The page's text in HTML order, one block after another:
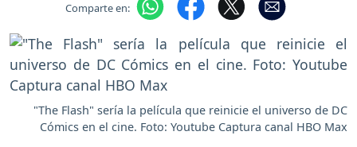
Comparte en:
"The Flash" sería la película que reinicie el universo de DC
Cómics en el cine. Foto: Youtube Captura canal HBO Max